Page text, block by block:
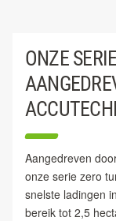
ONZE
Aangedreven
onze serie zero
snelste ladingen
bereik tot 2,5